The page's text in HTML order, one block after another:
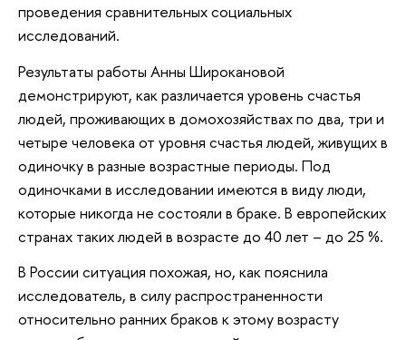
проведения сравнительных социальных
исследований.
Результаты работы Анны Широкановой
демонстрируют, как различается уровень счастья
людей, проживающих в домохозяйствах по два, три и
четыре человека от уровня счастья людей, живущих в
одиночку в разные возрастные периоды. Под
одиночками в исследовании имеются в виду люди,
которые никогда не состояли в браке. В европейских
странах таких людей в возрасте до 40 лет – до 25 %.
В России ситуация похожая, но, как пояснила
исследователь, в силу распространенности
относительно ранних браков к этому возрасту